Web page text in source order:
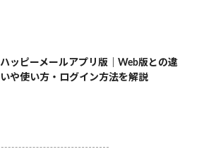
ハッピーメールアプリ版｜Web版との違
いや使い方・ログイン方法を解説